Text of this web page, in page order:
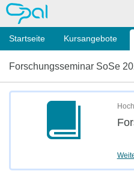
OPAL
Startseite Kursangebote
Forschungsseminar SoSe